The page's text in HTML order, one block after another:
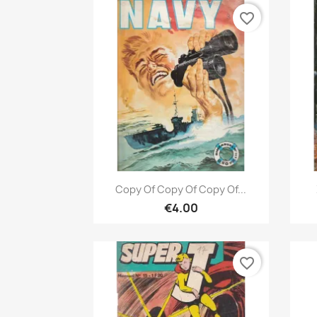
Quick view
Copy Of Copy Of Copy Of...
€4.00
favorite_border
favorite_border